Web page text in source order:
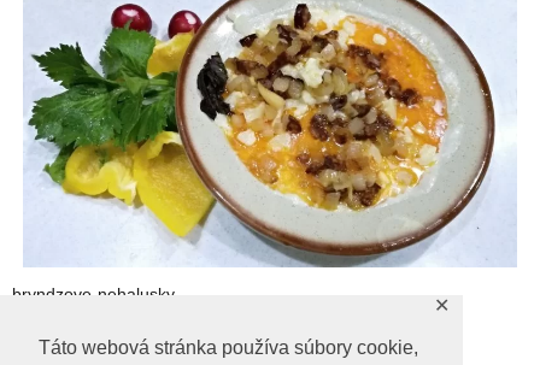
Táto webová stránka používa súbory cookie,
✕
bryndzove-nehalusky